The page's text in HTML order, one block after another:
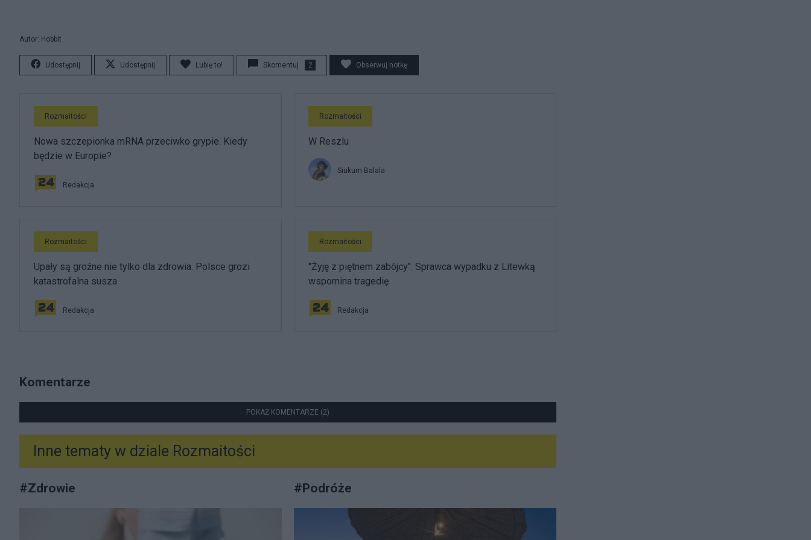
Autor: Hobbit
Udostępnij Udostępnij Lubię to! Skomentuj 2 Obserwuj notkę
Rozmaitości
Nowa szczepionka mRNA przeciwko grypie. Kiedy
będzie w Europie?
Redakcja
Rozmaitości
W Reszlu
Siukum Balala
Rozmaitości
Upały są groźne nie tylko dla zdrowia. Polsce grozi
katastrofalna susza
Redakcja
Rozmaitości
"Żyję z piętnem zabójcy". Sprawca wypadku z Litewką
wspomina tragedię
Redakcja
Komentarze
POKAŻ KOMENTARZE (2)
Inne tematy w dziale Rozmaitości
#Zdrowie #Podróże